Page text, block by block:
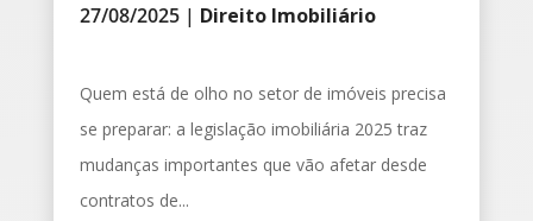
27/08/2025| Direito Imobiliário
Quem está de olho no setor de imóveis precisa
se preparar: a legislação imobiliária 2025 traz
mudanças importantes que vão afetar desde
contratos de...